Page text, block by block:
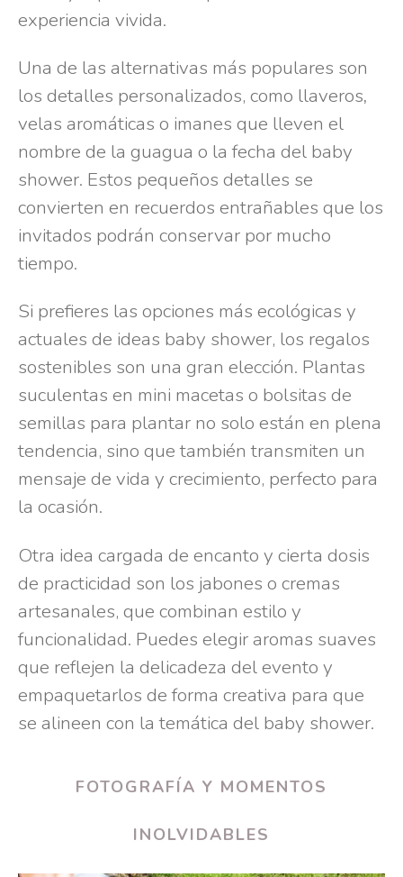
experiencia vivida.
Una de las alternativas más populares son
los detalles personalizados, como llaveros,
velas aromáticas o imanes que lleven el
nombre de la guagua o la fecha del baby
shower. Estos pequeños detalles se
convierten en recuerdos entrañables que los
invitados podrán conservar por mucho
tiempo.
Si prefieres las opciones más ecológicas y
actuales de ideas baby shower, los regalos
sostenibles son una gran elección. Plantas
suculentas en mini macetas o bolsitas de
semillas para plantar no solo están en plena
tendencia, sino que también transmiten un
mensaje de vida y crecimiento, perfecto para
la ocasión.
Otra idea cargada de encanto y cierta dosis
de practicidad son los jabones o cremas
artesanales, que combinan estilo y
funcionalidad. Puedes elegir aromas suaves
que reflejen la delicadeza del evento y
empaquetarlos de forma creativa para que
se alineen con la temática del baby shower.
FOTOGRAFÍA Y MOMENTOS
INOLVIDABLES